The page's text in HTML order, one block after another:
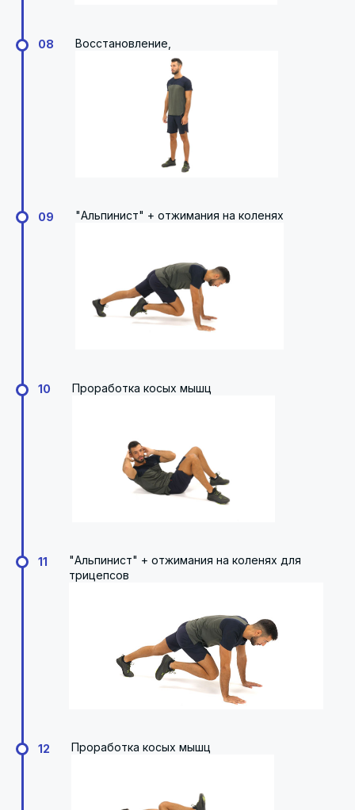
08 Восстановление,
09 "Альпинист" + отжимания на коленях
10 Проработка косых мышц
11
"Альпинист" + отжимания на коленях для
трицепсов
12 Проработка косых мышц